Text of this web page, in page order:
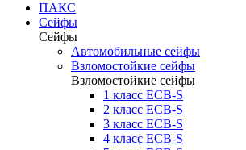
ПАКС
Сейфы
Сейфы
Автомобильные сейфы
Взломостойкие сейфы
Взломостойкие сейфы
1 класс ECB-S
2 класс ECB-S
3 класс ECB-S
4 класс ECB-S